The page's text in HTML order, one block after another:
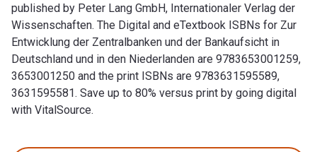
published by Peter Lang GmbH, Internationaler Verlag der
Wissenschaften. The Digital and eTextbook ISBNs for Zur
Entwicklung der Zentralbanken und der Bankaufsicht in
Deutschland und in den Niederlanden are 9783653001259,
3653001250 and the print ISBNs are 9783631595589,
3631595581. Save up to 80% versus print by going digital
with VitalSource.